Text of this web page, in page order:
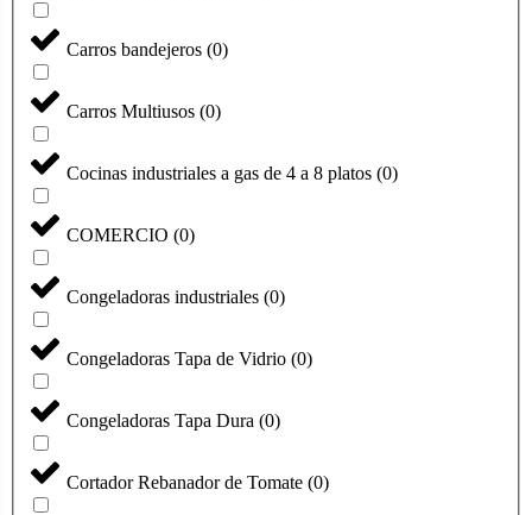
Carros bandejeros (0)
Carros Multiusos (0)
Cocinas industriales a gas de 4 a 8 platos (0)
COMERCIO (0)
Congeladoras industriales (0)
Congeladoras Tapa de Vidrio (0)
Congeladoras Tapa Dura (0)
Cortador Rebanador de Tomate (0)